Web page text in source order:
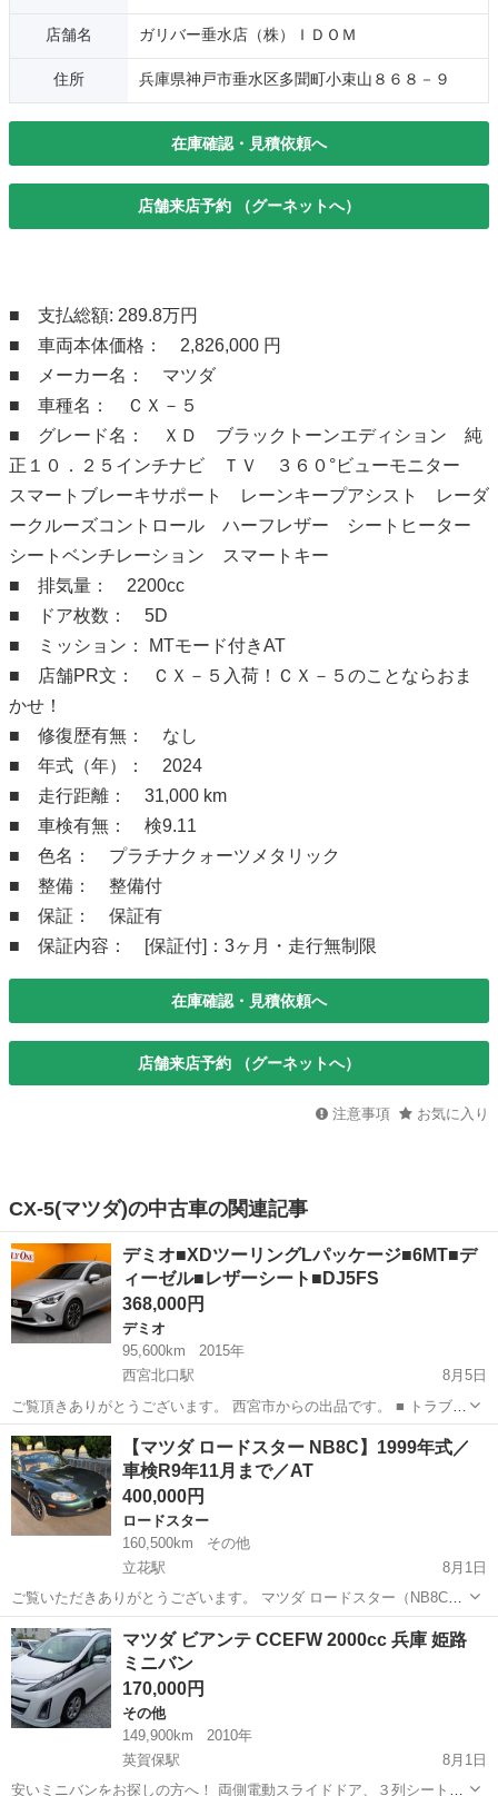
店舗名 ガリバー垂水店（株）ＩＤＯＭ
住所 兵庫県神戸市垂水区多聞町小束山８６８－９
在庫確認・見積依頼へ
店舗来店予約 （グーネットへ）
■ 支払総額: 289.8万円
■ 車両本体価格： 2,826,000 円
■ メーカー名： マツダ
■ 車種名： ＣＸ－５
■ グレード名： ＸＤ ブラックトーンエディション 純
正１０．２５インチナビ ＴＶ ３６０°ビューモニター
スマートブレーキサポート レーンキープアシスト レーダ
ークルーズコントロール ハーフレザー シートヒーター
シートベンチレーション スマートキー
■ 排気量： 2200cc
■ ドア枚数： 5D
■ ミッション： MTモード付きAT
■ 店舗PR文： ＣＸ－５入荷！ＣＸ－５のことならおま
かせ！
■ 修復歴有無： なし
■ 年式（年）： 2024
■ 走行距離： 31,000 km
■ 車検有無： 検9.11
■ 色名： プラチナクォーツメタリック
■ 整備： 整備付
■ 保証： 保証有
■ 保証内容： [保証付]：3ヶ月・走行無制限
在庫確認・見積依頼へ
店舗来店予約 （グーネットへ）
注意事項 お気に入り
CX-5(マツダ)の中古車の関連記事
デミオ■XDツーリングLパッケージ■6MT■デ
ィーゼル■レザーシート■DJ5FS
368,000円
デミオ
95,600km
2015年
西宮北口駅
8月5日
ご覧頂きありがとうございます。 西宮市からの出品です。 ■ トラブル
防止の為、即購入はおやめください。 必ず現車確認の上、ご納得して
頂いてからご購入をお願い致します。 投稿内容などの質問は、コメン
トでお問い合わせください。...
兵庫 西宮市 西宮北口駅 デミオ
【マツダ ロードスター NB8C】1999年式／
車検R9年11月まで／AT
400,000円
ロードスター
160,500km
その他
立花駅
8月1日
ご覧いただきありがとうございます。 マツダ ロードスター（NB8C）
の出品です。 車両整理のため出品いたします。 【車両情報】 ・メー
カー：マツダ ・車種：ロードスター ・型式：NB8C ・年式：1999年式
・ミッショ...
兵庫 尼崎市 立花駅
マツダ ビアンテ CCEFW 2000cc 兵庫 姫路
ミニバン
170,000円
その他
149,900km
2010年
英賀保駅
8月1日
安いミニバンをお探しの方へ！ 両側電動スライドドア、３列シート８